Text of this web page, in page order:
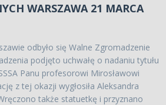
WARSZAWA 21 MARCA
odbyło się Walne Zgromadzenie
podjęto uchwałę o nadaniu tytułu
Panu profesorowi Mirosławowi
z tej okazji wygłosiła Aleksandra
także statuetkę i przyznano